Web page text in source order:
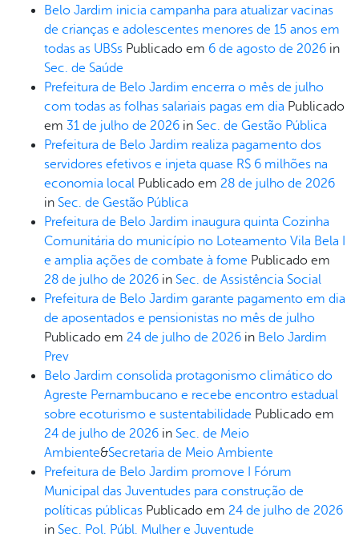
Belo Jardim inicia campanha para atualizar vacinas
de crianças e adolescentes menores de 15 anos em
todas as UBSs Publicado em 6 de agosto de 2026 in
Sec. de Saúde
Prefeitura de Belo Jardim encerra o mês de julho
com todas as folhas salariais pagas em dia Publicado
em 31 de julho de 2026 in Sec. de Gestão Pública
Prefeitura de Belo Jardim realiza pagamento dos
servidores efetivos e injeta quase R$ 6 milhões na
economia local Publicado em 28 de julho de 2026
in Sec. de Gestão Pública
Prefeitura de Belo Jardim inaugura quinta Cozinha
Comunitária do município no Loteamento Vila Bela I
e amplia ações de combate à fome Publicado em
28 de julho de 2026 in Sec. de Assistência Social
Prefeitura de Belo Jardim garante pagamento em dia
de aposentados e pensionistas no mês de julho
Publicado em 24 de julho de 2026 in Belo Jardim
Prev
Belo Jardim consolida protagonismo climático do
Agreste Pernambucano e recebe encontro estadual
sobre ecoturismo e sustentabilidade Publicado em
24 de julho de 2026 in Sec. de Meio
Ambiente&Secretaria de Meio Ambiente
Prefeitura de Belo Jardim promove I Fórum
Municipal das Juventudes para construção de
políticas públicas Publicado em 24 de julho de 2026
in Sec. Pol. Públ. Mulher e Juventude